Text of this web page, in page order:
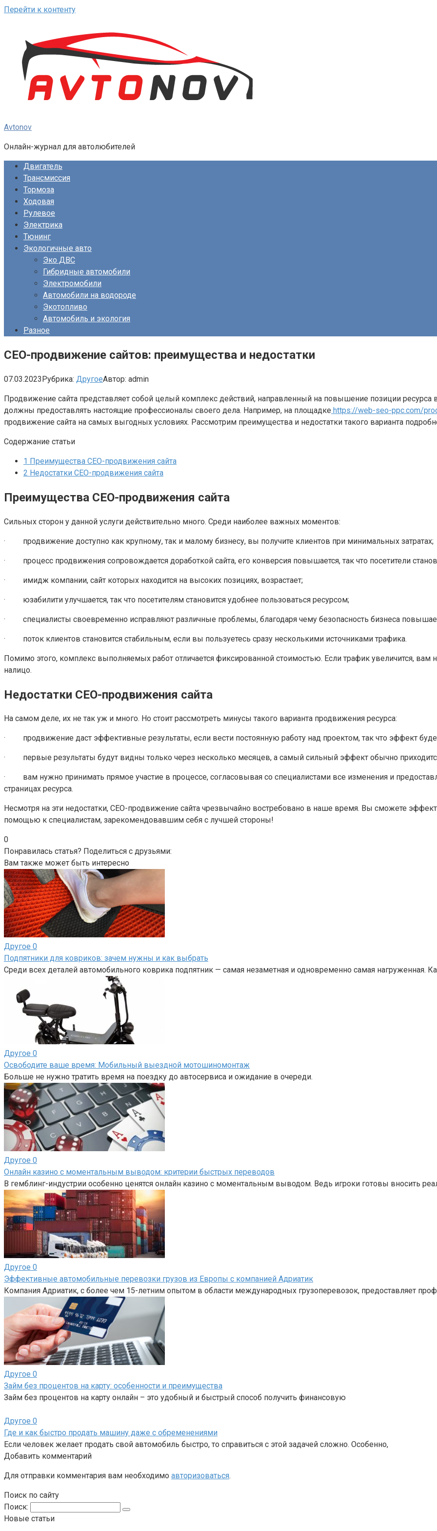
Перейти к контенту
Avtonov
Онлайн-журнал для автолюбителей
Двигатель
Трансмиссия
Тормоза
Ходовая
Рулевое
Электрика
Тюнинг
Экологичные авто
Эко ДВС
Гибридные автомобили
Электромобили
Автомобили на водороде
Экотопливо
Автомобиль и экология
Разное
СЕО-продвижение сайтов: преимущества и недостатки
07.03.2023Рубрика: ДругоеАвтор: admin
Продвижение сайта представляет собой целый комплекс действий, направленный на повышение позиции ресурса
должны предоставлять настоящие профессионалы своего дела. Например, на площадке https://web-seo-ppc.com/
продвижение сайта на самых выгодных условиях. Рассмотрим преимущества и недостатки такого варианта
Содержание статьи
1 Преимущества СЕО-продвижения сайта
2 Недостатки СЕО-продвижения сайта
Преимущества СЕО-продвижения сайта
Сильных сторон у данной услуги действительно много. Среди наиболее важных моментов:
· продвижение доступно как крупному, так и малому бизнесу, вы получите клиентов при минимальных затратах;
· процесс продвижения сопровождается доработкой сайта, его конверсия повышается, так что посетители
· имидж компании, сайт которых находится на высоких позициях, возрастает;
· юзабилити улучшается, так что посетителям становится удобнее пользоваться ресурсом;
· специалисты своевременно исправляют различные проблемы, благодаря чему безопасность бизнеса
· поток клиентов становится стабильным, если вы пользуетесь сразу несколькими источниками трафика.
Помимо этого, комплекс выполняемых работ отличается фиксированной стоимостью. Если трафик увеличится, вам
налицо.
Недостатки СЕО-продвижения сайта
На самом деле, их не так уж и много. Но стоит рассмотреть минусы такого варианта продвижения ресурса:
· продвижение даст эффективные результаты, если вести постоянную работу над проектом, так что эффект
· первые результаты будут видны только через несколько месяцев, а самый сильный эффект обычно
· вам нужно принимать прямое участие в процессе, согласовывая со специалистами все изменения и
страницах ресурса.
Несмотря на эти недостатки, СЕО-продвижение сайта чрезвычайно востребовано в наше время. Вы сможете
помощью к специалистам, зарекомендовавшим себя с лучшей стороны!
0
Понравилась статья? Поделиться с друзьями:
Вам также может быть интересно
Другое 0
Подпятники для ковриков: зачем нужны и как выбрать
Среди всех деталей автомобильного коврика подпятник — самая незаметная и одновременно самая нагруженная.
Другое 0
Освободите ваше время: Мобильный выездной мотошиномонтаж
Больше не нужно тратить время на поездку до автосервиса и ожидание в очереди.
Другое 0
Онлайн казино с моментальным выводом: критерии быстрых переводов
В гемблинг-индустрии особенно ценятся онлайн казино с моментальным выводом. Ведь игроки готовы вносить
Другое 0
Эффективные автомобильные перевозки грузов из Европы с компанией Адриатик
Компания Адриатик, с более чем 15-летним опытом в области международных грузоперевозок, предоставляет
Другое 0
Займ без процентов на карту: особенности и преимущества
Займ без процентов на карту онлайн – это удобный и быстрый способ получить финансовую
Другое 0
Где и как быстро продать машину даже с обременениями
Если человек желает продать свой автомобиль быстро, то справиться с этой задачей сложно. Особенно,
Добавить комментарий
Для отправки комментария вам необходимо авторизоваться.
Поиск по сайту
Поиск:
Новые статьи